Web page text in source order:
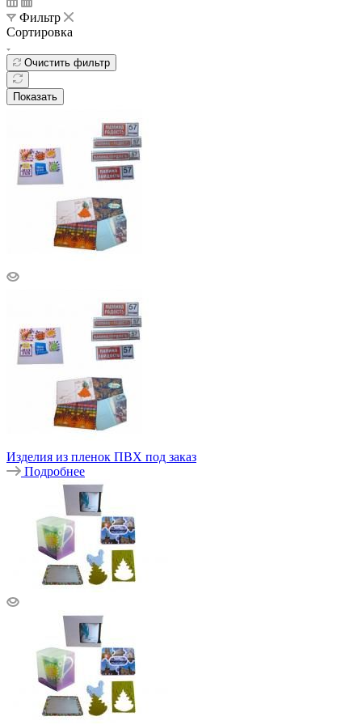
Фильтр
Сортировка
Очистить фильтр
Показать
Изделия из пленок ПВХ под заказ
Подробнее